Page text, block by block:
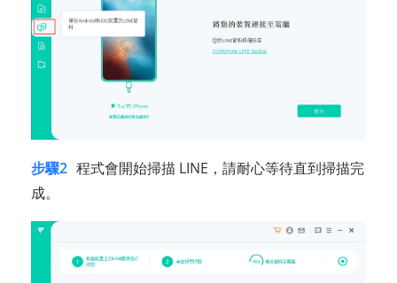
步驟2 程式會開始掃描 LINE，請耐心等待直到掃描完
成。